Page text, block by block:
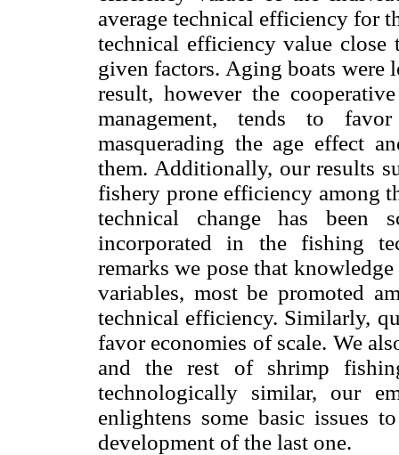
average technical efficiency for
technical efficiency value close
given factors. Aging boats were
result, however the
management, tends to
masquerading the age effect
them. Additionally, our results
fishery prone efficiency among
technical change has been
incorporated in the fishing
remarks we pose that
variables, most be promoted
technical efficiency. Similarly,
favor economies of scale. We
and the rest of shrimp
technologically similar, our
enlightens some basic issues
development of the last one.